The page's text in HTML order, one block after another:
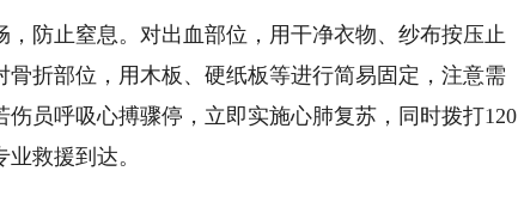
防止窒息。对出血部位，用干净衣物、纱布按压止
折部位，用木板、硬纸板等进行简易固定，注意需
员呼吸心搏骤停，立即实施心肺复苏，同时拨打120
救援到达。